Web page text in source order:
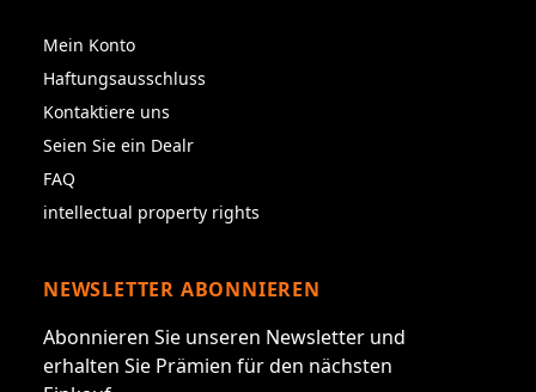
Mein Konto
Haftungsausschluss
Kontaktiere uns
Seien Sie ein Dealr
FAQ
intellectual property rights
NEWSLETTER ABONNIEREN
Abonnieren Sie unseren Newsletter und
erhalten Sie Prämien für den nächsten